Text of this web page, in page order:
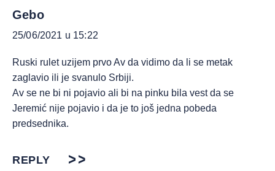
Gebo
25/06/2021 u 15:22
Ruski rulet uzijem prvo Av da vidimo da li se metak
zaglavio ili je svanulo Srbiji.
Av se ne bi ni pojavio ali bi na pinku bila vest da se
Jeremić nije pojavio i da je to još jedna pobeda
predsednika.
REPLY